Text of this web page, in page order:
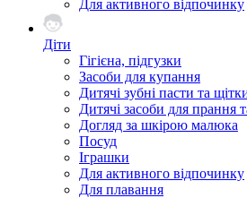
Для активного відпочинку
Діти
Гігієна, підгузки
Засоби для купання
Дитячі зубні пасти та
Дитячі засоби для прання
Догляд за шкірою малюка
Посуд
Іграшки
Для активного відпочинку
Для плавання